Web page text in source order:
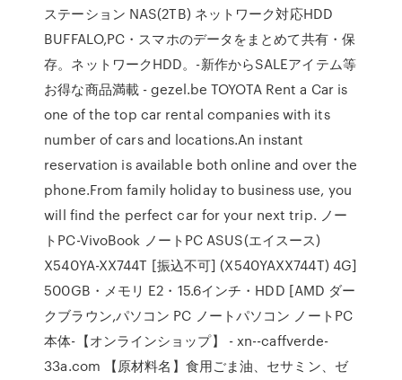
ステーション NAS(2TB) ネットワーク対応HDD
BUFFALO,PC・スマホのデータをまとめて共有・保
存。ネットワークHDD。-新作からSALEアイテム等
お得な商品満載 - gezel.be TOYOTA Rent a Car is
one of the top car rental companies with its
number of cars and locations.An instant
reservation is available both online and over the
phone.From family holiday to business use, you
will find the perfect car for your next trip. ノー
トPC-VivoBook ノートPC ASUS(エイスース)
X540YA-XX744T [振込不可] (X540YAXX744T) 4G]
500GB・メモリ E2・15.6インチ・HDD [AMD ダー
クブラウン,パソコン PC ノートパソコン ノートPC
本体-【オンラインショップ】 - xn--caffverde-
33a.com 【原材料名】食用ごま油、セサミン、ゼ